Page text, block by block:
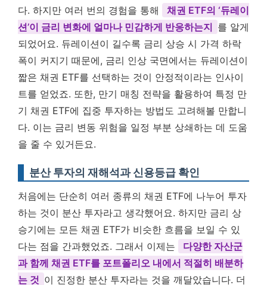
다. 하지만 여러 번의 경험을 통해
채권 ETF의 ‘듀레이
션’이 금리 변화에 얼마나 민감하게 반응하는지 를 알게
되었어요. 듀레이션이 길수록 금리 상승 시 가격 하락
폭이 커지기 때문에, 금리 인상 국면에서는 듀레이션이
짧은 채권 ETF를 선택하는 것이 안정적이라는 인사이
트를 얻었죠. 또한, 만기 매칭 전략을 활용하여 특정 만
기 채권 ETF에 집중 투자하는 방법도 고려해볼 만합니
다. 이는 금리 변동 위험을 일정 부분 상쇄하는 데 도움
을 줄 수 있거든요.
분산 투자의 재해석과 신용등급 확인
처음에는 단순히 여러 종류의 채권 ETF에 나누어 투자
하는 것이 분산 투자라고 생각했어요. 하지만 금리 상
승기에는 모든 채권 ETF가 비슷한 흐름을 보일 수 있
다는 점을 간과했었죠. 그래서 이제는
다양한 자산군
과 함께 채권 ETF를 포트폴리오 내에서 적절히 배분하
는 것 이 진정한 분산 투자라는 것을 깨달았습니다. 더